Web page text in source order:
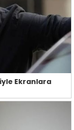
Ekranlara